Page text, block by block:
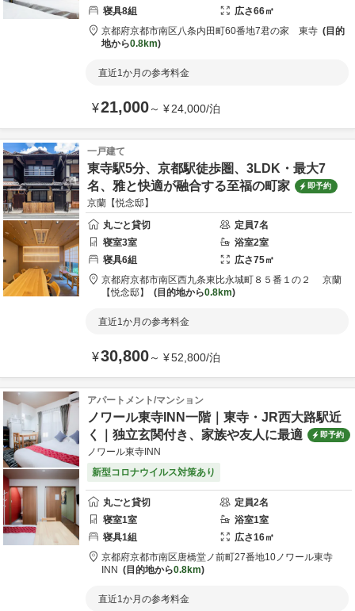
寝具8組 広さ66㎡
京都府京都市南区八条内田町60番地7君の家 東寺
目的
地から0.8km
直近1か月の参考料金
¥21,000～ ¥24,000/泊
一戸建て
東寺駅5分、京都駅徒歩圏、3LDK・最大7
名、雅と快適が融合する至福の町家
即予約
京蘭【悦念邸】
丸ごと貸切
定員7名
寝室3室 浴室2室
寝具6組 広さ75㎡
京都府京都市南区西九条東比永城町８５番１の２
京蘭
【悦念邸】
目的地から0.8km
直近1か月の参考料金
¥30,800～ ¥52,800/泊
アパートメント/マンション
ノワール東寺INN一階｜東寺・JR西大路駅近
く｜独立玄関付き、家族や友人に最適
即予約
ノワール東寺INN
新型コロナウイルス対策あり
丸ごと貸切 定員2名
寝室1室 浴室1室
寝具1組 広さ16㎡
京都府京都市南区唐橋堂ノ前町27番地10ノワール東寺
INN
目的地から0.8km
直近1か月の参考料金